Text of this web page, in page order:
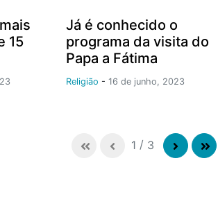
15
Já é conhecido o
programa da visita do
Papa a Fátima
Religião -16 de junho, 2023
1 / 3